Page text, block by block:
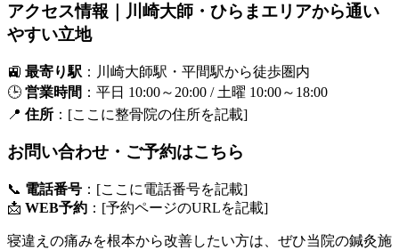
アクセス情報｜川崎大師・ひらまエリアから通い
やすい立地
🚉 最寄り駅 ：川崎大師駅・平間駅から徒歩圏内
🕒 営業時間 ：平日 10:00～20:00 / 土曜 10:00～18:00
📍 住所 ：[ここに整骨院の住所を記載]
お問い合わせ・ご予約はこちら
📞 電話番号 ：[ここに電話番号を記載]
📩 WEB予約 ：[予約ページのURLを記載]
寝違えの痛みを根本から改善したい方は、ぜひ当院の鍼灸施